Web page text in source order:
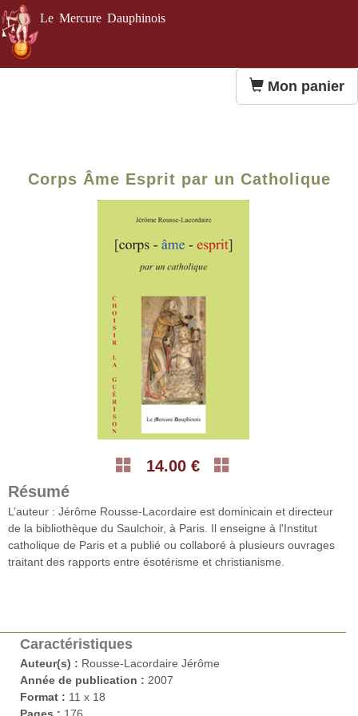
Le Mercure Dauphinois
Mon panier
Corps Âme Esprit par un Catholique
14.00 €
Résumé
L’auteur : Jérôme Rousse-Lacordaire est dominicain et directeur
de la bibliothèque du Saulchoir, à Paris. Il enseigne à l'Institut
catholique de Paris et a publié ou collaboré à plusieurs ouvrages
traitant des rapports entre ésotérisme et christianisme.
Caractéristiques
Auteur(s) : Rousse-Lacordaire Jérôme
Année de publication : 2007
Format : 11 x 18